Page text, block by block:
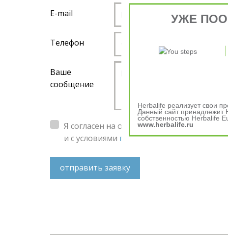
E-mail
Телефон
Ваше
сообщение
Я согласен на обработкуперсональных
и с условиями пользовательского
отправить заявку
УЖЕ
Herbalife реализует свои
Данный сайт принадлежит
собственностью Herbalife
www.herbalife.ru